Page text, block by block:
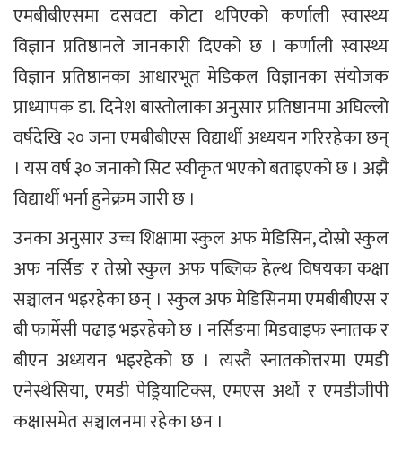
एमबीबीएसमा दसवटा कोटा थपिएको कर्णाली स्वास्थ्य
विज्ञान प्रतिष्ठानले जानकारी दिएको छ । कर्णाली स्वास्थ्य
विज्ञान प्रतिष्ठानका आधारभूत मेडिकल विज्ञानका संयोजक
प्राध्यापक डा. दिनेश बास्तोलाका अनुसार प्रतिष्ठानमा अघिल्लो
वर्षदेखि २० जना एमबीबीएस विद्यार्थी अध्ययन गरिरहेका छन्
। यस वर्ष ३० जनाको सिट स्वीकृत भएको बताइएको छ । अझै
विद्यार्थी भर्ना हुनेक्रम जारी छ ।
उनका अनुसार उच्च शिक्षामा स्कुल अफ मेडिसिन, दोस्रो स्कुल
अफ नर्सिङ र तेस्रो स्कुल अफ पब्लिक हेल्थ विषयका कक्षा
सञ्चालन भइरहेका छन् । स्कुल अफ मेडिसिनमा एमबीबीएस र
बी फार्मेसी पढाइ भइरहेको छ । नर्सिङमा मिडवाइफ स्नातक र
बीएन अध्ययन भइरहेको छ । त्यस्तै स्नातकोत्तरमा एमडी
एनेस्थेसिया, एमडी पेड्रियाटिक्स, एमएस अर्थो र एमडीजीपी
कक्षासमेत सञ्चालनमा रहेका छन ।